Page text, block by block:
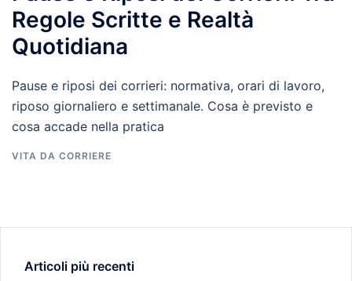
Regole Scritte e Realtà
Quotidiana
Pause e riposi dei corrieri: normativa, orari di lavoro,
riposo giornaliero e settimanale. Cosa è previsto e
cosa accade nella pratica
VITA DA CORRIERE
Articoli più recenti